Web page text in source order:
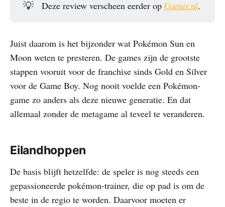
💡 Deze review verscheen eerder opGamer.nl.
Juist daarom is het bijzonder wat Pokémon Sun en
Moon weten te presteren. De games zijn de grootste
stappen vooruit voor de franchise sinds Gold en Silver
voor de Game Boy. Nog nooit voelde een Pokémon-
game zo anders als deze nieuwe generatie. En dat
allemaal zonder de metagame al teveel te veranderen.
Eilandhoppen
De basis blijft hetzelfde: de speler is nog steeds een
gepassioneerde pokémon-trainer, die op pad is om de
beste in de regio te worden. Daarvoor moeten er